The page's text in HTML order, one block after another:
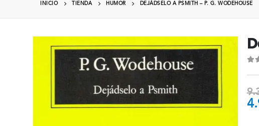
INICIO TIENDA HUMOR DEJÁDSELO A PSMITH – P. G. WODEHOUSE